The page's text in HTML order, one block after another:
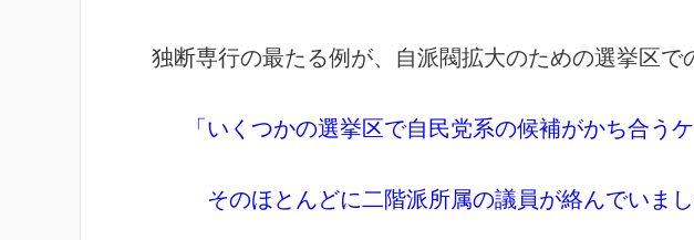
独断専行の最たる例が、自派閥拡大のための選挙区で
「いくつかの選挙区で自民党系の候補がかち合う
そのほとんどに二階派所属の議員が絡んでいまし